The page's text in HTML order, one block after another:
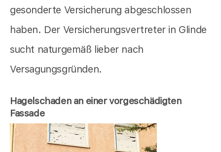
gesonderte Versicherung abgeschlossen
haben. Der Versicherungsvertreter in Glinde
sucht naturgemäß lieber nach
Versagungsgründen.
Hagelschaden an einer vorgeschädigten
Fassade